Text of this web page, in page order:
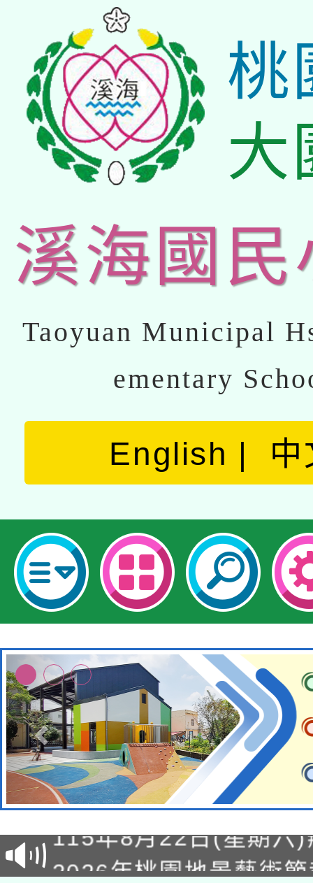
桃
大
溪海國民
Taoyuan Municipal
ementary
English 中
轉知經濟部水利署委託
業技術研究院辦理「
用水績優單位及節水達
桃園市孔廟祈福系列
2026年桃園地景藝術